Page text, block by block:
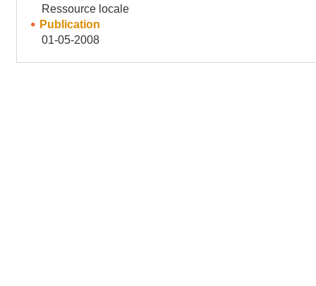
Ressource locale
Publication
01-05-2008